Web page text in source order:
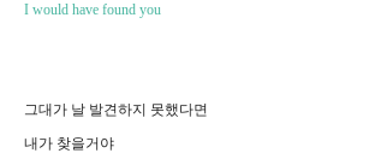
I would have found you
그대가 날 발견하지 못했다면
내가 찾을거야